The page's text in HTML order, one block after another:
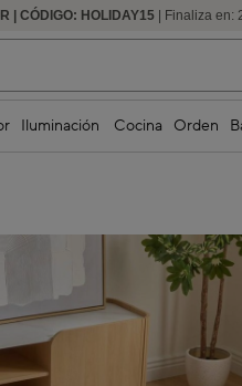
| CÓDIGO: HOLIDAY15 | Finaliza en:
| SEGUNDAS REBAJAS
Iluminación Cocina Orden